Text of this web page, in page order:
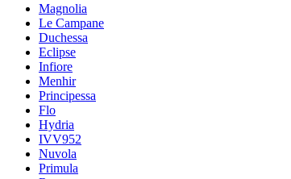
Magnolia
Le Campane
Duchessa
Eclipse
Infiore
Menhir
Principessa
Flo
Hydria
IVV952
Nuvola
Primula